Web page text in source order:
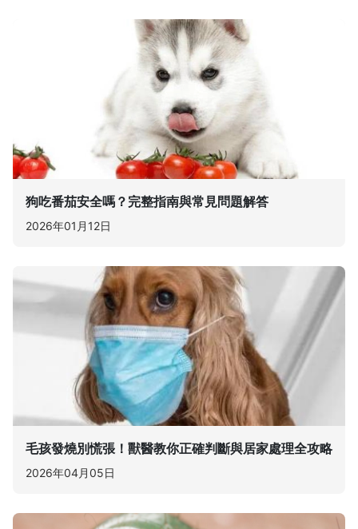
狗吃番茄安全嗎？完整指南與常見問題解答
2026年01月12日
毛孩發燒別慌張！獸醫教你正確判斷與居家處理全攻略
2026年04月05日